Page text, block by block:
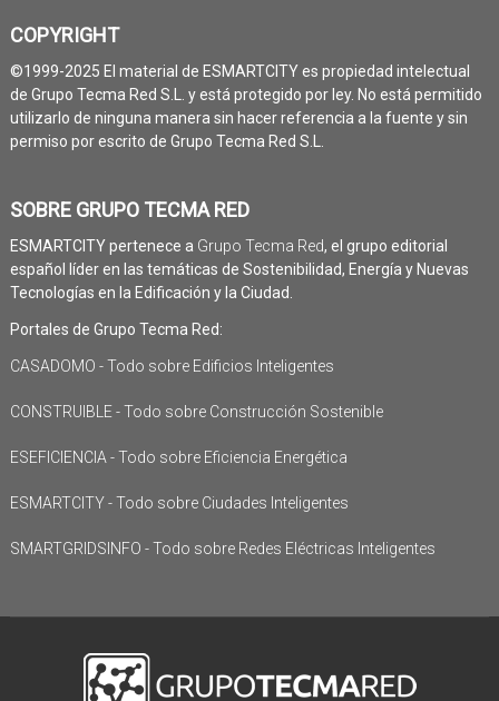
COPYRIGHT
©1999-2025 El material de ESMARTCITY es propiedad intelectual
de Grupo Tecma Red S.L. y está protegido por ley. No está permitido
utilizarlo de ninguna manera sin hacer referencia a la fuente y sin
permiso por escrito de Grupo Tecma Red S.L.
SOBRE GRUPO TECMA RED
ESMARTCITY pertenece a Grupo Tecma Red, el grupo editorial
español líder en las temáticas de Sostenibilidad, Energía y Nuevas
Tecnologías en la Edificación y la Ciudad.
Portales de Grupo Tecma Red:
CASADOMO - Todo sobre Edificios Inteligentes
CONSTRUIBLE - Todo sobre Construcción Sostenible
ESEFICIENCIA - Todo sobre Eficiencia Energética
ESMARTCITY - Todo sobre Ciudades Inteligentes
SMARTGRIDSINFO - Todo sobre Redes Eléctricas Inteligentes